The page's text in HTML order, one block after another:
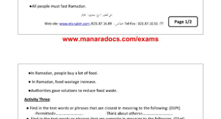
بحوث الفيزياء و الكيمياء
بحوث العلوم الطبيعية
بحوث اللغة الانجليزية
بحوث في مجالات اخرى